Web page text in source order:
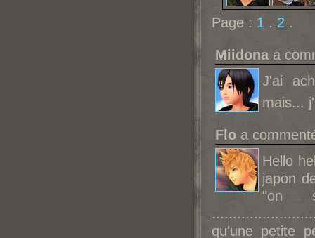
Page : 1 . 2 .
Miidona a
J'ai
mais...
Flo a
Hello
japon
"on
qu'une petite